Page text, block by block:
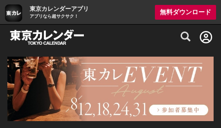
東京カレンダーアプリ
アプリなら超サクサク！
無料ダウンロード
グルメ情報・プレミアムレストラン予約